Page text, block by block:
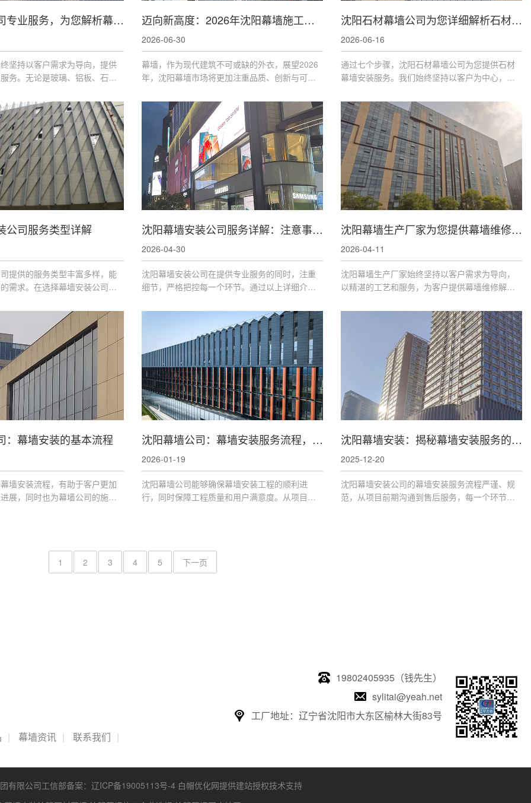
沈阳幕墙公司专业服务，为您解析幕墙安装服务类型
坚持以客户需求为导向，提供
务。无论是玻璃、铝板、石材
安装方案。
迈向新高度：2026年沈阳幕墙施工企业选择新标准与辽力泰科技的启示
2026-06-30
幕墙，作为现代建筑不可或缺的外衣，展望2026
年，沈阳幕墙市场将更加注重品质、创新与可持
高。同时，像辽宁辽力泰科技集团这样具有前瞻
性的企业，正成为行业发展的风
沈阳石材幕墙公司为您详细解析石材幕墙安装服务流程
2026-06-16
通过七个步骤，沈阳石材幕墙公司为您提供石材
幕墙安装服务。我们始终坚持以客户为中心，以
务。在石材幕墙安装过程中，我们注重细节，确
保施工质量
公司服务类型详解
提供的服务类型丰富多样，能
需求。在选择幕墙安装公司
和口碑等因素，选择合适的合
沈阳幕墙安装公司服务详解：注意事项与操作规范
2026-04-30
沈阳幕墙安装公司在提供专业服务的同时，注重
细节，严格把控每一个环节。通过以上详细介
入的了解。在选择幕墙安装服务时，请务必关注
沈阳幕墙生产厂家为您提供幕墙维修服务
2026-04-11
沈阳幕墙生产厂家始终坚持以客户需求为导向，
以精湛的工艺和服务，为客户提供幕墙维修解决
后的幕墙性能达到较佳状态，为用户创造安全、
舒适、美观的居住环境。
：幕墙安装的基本流程
墙安装流程，有助于客户更加
展，同时也为幕墙公司的施工
沈阳幕墙公司：幕墙安装服务流程，规范操作保障品质
2026-01-19
沈阳幕墙公司能够确保幕墙安装工程的顺利进
行，同时保障工程质量和用户满意度。从项目洽
沈阳幕墙安装：揭秘幕墙安装服务的步骤
2025-12-20
沈阳幕墙安装公司的幕墙安装服务流程严谨、规
范，从项目前期沟通到售后服务，每一个环节都
1 2 3 4 5 下一页
19802405935（钱先生）
sylitai@yeah.net
工厂地址：辽宁省沈阳市大东区榆林大街83号
| 幕墙资讯 | 联系我们 |
限公司工信部备案： 辽ICP备19005113号-4 白帽优化网提供建站授权技术支持